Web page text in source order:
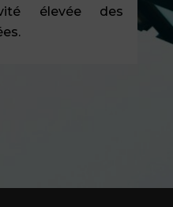
élevée des